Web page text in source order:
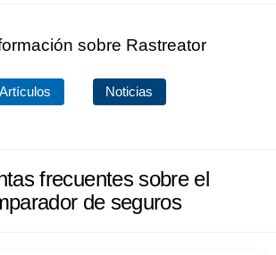
sobre Rastreator
Artículos Noticias
frecuentes sobre el
de seguros